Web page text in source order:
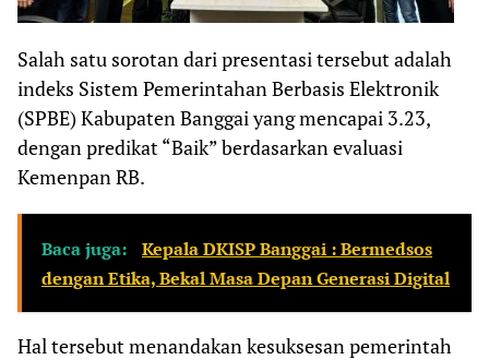
Salah satu sorotan dari presentasi tersebut adalah
indeks Sistem Pemerintahan Berbasis Elektronik
(SPBE) Kabupaten Banggai yang mencapai 3.23,
dengan predikat “Baik” berdasarkan evaluasi
Kemenpan RB.
Baca juga:
Kepala DKISP Banggai : Bermedsos
dengan Etika, Bekal Masa Depan Generasi Digital
Hal tersebut menandakan kesuksesan pemerintah